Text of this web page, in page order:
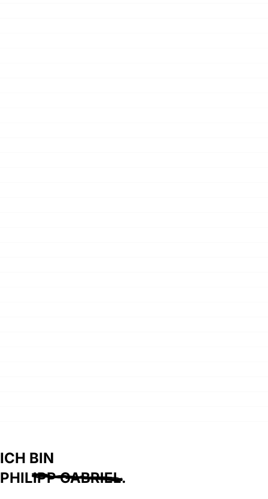
ICH BIN
PHILIPP GABRIEL.